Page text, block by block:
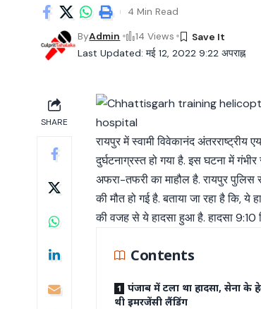
Last Updated: मई 12, 2022 9:22 अपराह्न
ByAdmin 14 Views
4 Min Read
SHARE
रायपुर में स्वामी विवेकानंद अंतरराष्ट्रीय
दुर्घटनाग्रस्त हो गया है. इस घटना में
अफरा-तफरी का माहौल है. रायपुर पुलिस
की मौत हो गई है. बताया जा रहा है कि,
की वजह से ये हादसा हुआ है. हादसा 9:10
Contents
पंजाब में टला था हादसा, सेना के
थी इमरजेंसी लैंडिंग